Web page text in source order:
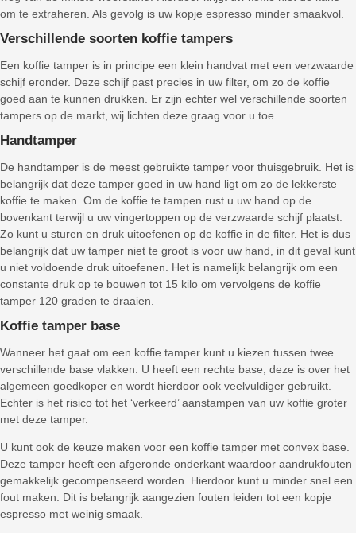
om te extraheren. Als gevolg is uw kopje espresso minder smaakvol.
Verschillende soorten koffie tampers
Een koffie tamper is in principe een klein handvat met een verzwaarde
schijf eronder. Deze schijf past precies in uw filter, om zo de koffie
goed aan te kunnen drukken. Er zijn echter wel verschillende soorten
tampers op de markt, wij lichten deze graag voor u toe.
Handtamper
De handtamper is de meest gebruikte tamper voor thuisgebruik. Het is
belangrijk dat deze tamper goed in uw hand ligt om zo de lekkerste
koffie te maken. Om de koffie te tampen rust u uw hand op de
bovenkant terwijl u uw vingertoppen op de verzwaarde schijf plaatst.
Zo kunt u sturen en druk uitoefenen op de koffie in de filter. Het is dus
belangrijk dat uw tamper niet te groot is voor uw hand, in dit geval kunt
u niet voldoende druk uitoefenen. Het is namelijk belangrijk om een
constante druk op te bouwen tot 15 kilo om vervolgens de koffie
tamper 120 graden te draaien.
Koffie tamper base
Wanneer het gaat om een koffie tamper kunt u kiezen tussen twee
verschillende base vlakken. U heeft een rechte base, deze is over het
algemeen goedkoper en wordt hierdoor ook veelvuldiger gebruikt.
Echter is het risico tot het ‘verkeerd’ aanstampen van uw koffie groter
met deze tamper.
U kunt ook de keuze maken voor een koffie tamper met convex base.
Deze tamper heeft een afgeronde onderkant waardoor aandrukfouten
gemakkelijk gecompenseerd worden. Hierdoor kunt u minder snel een
fout maken. Dit is belangrijk aangezien fouten leiden tot een kopje
espresso met weinig smaak.